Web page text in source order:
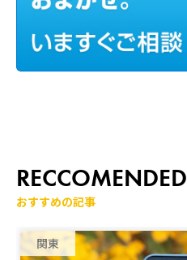
RECCOMENDED
おすすめの記事
関東